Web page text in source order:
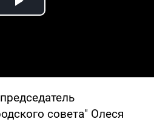
Play Video
совета" Олеся